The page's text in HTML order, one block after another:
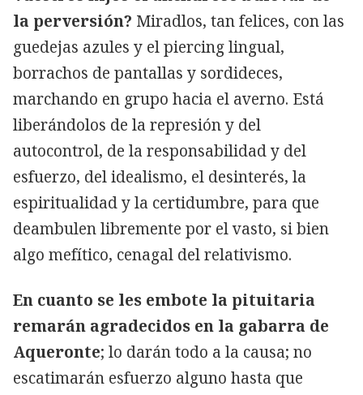
la perversión? Miradlos, tan felices, con las
guedejas azules y el piercing lingual,
borrachos de pantallas y sordideces,
marchando en grupo hacia el averno. Está
liberándolos de la represión y del
autocontrol, de la responsabilidad y del
esfuerzo, del idealismo, el desinterés, la
espiritualidad y la certidumbre, para que
deambulen libremente por el vasto, si bien
algo mefítico, cenagal del relativismo.
En cuanto se les embote la pituitaria
remarán agradecidos en la gabarra de
Aqueronte; lo darán todo a la causa; no
escatimarán esfuerzo alguno hasta que